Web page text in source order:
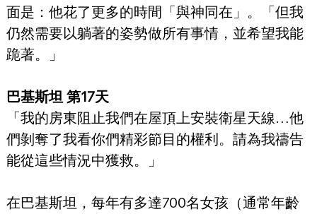
面是：他花了更多的時間「與神同在」。「但我
仍然需要以躺著的姿勢做所有事情，並希望我能
跪著。」
巴基斯坦 第17天
「我的房東阻止我們在屋頂上安裝衛星天線…他
們剝奪了我看你們精彩節目的權利。請為我禱告
能從這些情況中獲救。」
在巴基斯坦，每年有多達700名女孩（通常年齡